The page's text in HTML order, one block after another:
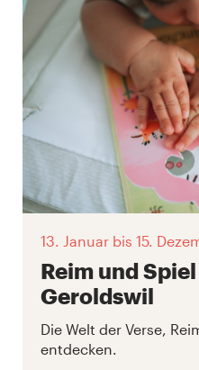
13. Januar bis 15.
Reim und
Geroldswil
Die Welt der Verse,
entdecken.